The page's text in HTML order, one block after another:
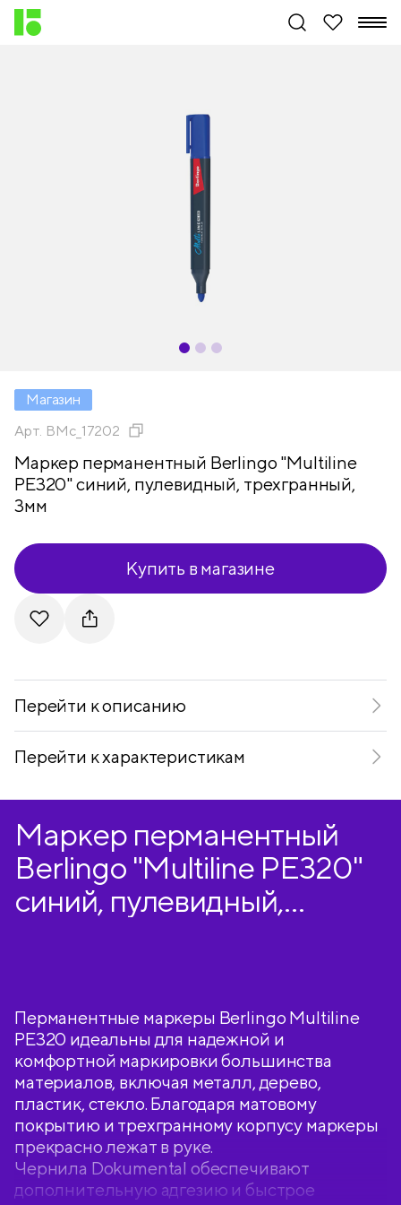
Магазин
Арт. BMc_17202
Маркер перманентный Berlingo "Multiline
PE320" синий, пулевидный, трехгранный,
3мм
Купить в магазине
Перейти к описанию
Перейти к характеристикам
Маркер перманентный
Berlingo "Multiline PE320"
синий, пулевидный,
Перманентные маркеры Berlingo Multiline
PE320 идеальны для надежной и
комфортной маркировки большинства
материалов, включая металл, дерево,
пластик, стекло. Благодаря матовому
покрытию и трехгранному корпусу маркеры
прекрасно лежат в руке.
Чернила Dokumental обеспечивают
дополнительную адгезию и быстрое